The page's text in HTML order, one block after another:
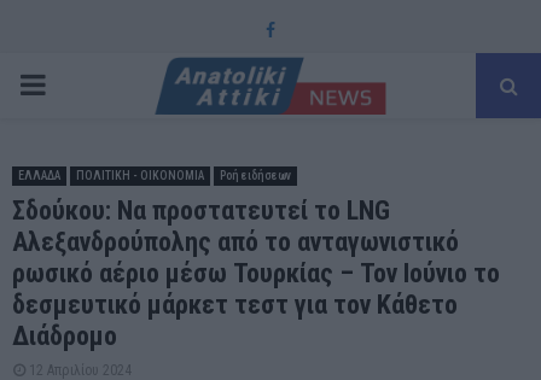
Facebook
PRIMARY
ΕΛΛΑΔΑ ΠΟΛΙΤΙΚΗ - ΟΙΚΟΝΟΜΙΑ Ροή ειδήσεων
Σδούκου: Να προστατευτεί το LNG
Αλεξανδρούπολης από το ανταγωνιστικό
ρωσικό αέριο μέσω Τουρκίας – Τον Ιούνιο το
δεσμευτικό μάρκετ τεστ για τον Κάθετο
Διάδρομο
12 Απριλίου 2024